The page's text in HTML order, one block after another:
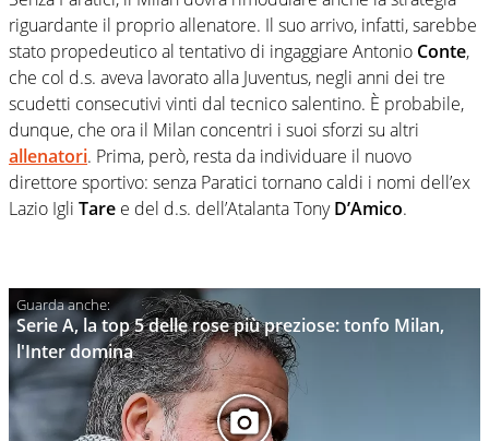
riguardante il proprio allenatore. Il suo arrivo, infatti, sarebbe
stato propedeutico al tentativo di ingaggiare Antonio Conte,
che col d.s. aveva lavorato alla Juventus, negli anni dei tre
scudetti consecutivi vinti dal tecnico salentino. È probabile,
dunque, che ora il Milan concentri i suoi sforzi su altri
allenatori. Prima, però, resta da individuare il nuovo
direttore sportivo: senza Paratici tornano caldi i nomi dell’ex
Lazio Igli Tare e del d.s. dell’Atalanta TonyD’Amico.
Serie A, la top 5 delle rose più preziose: tonfo Milan,
l'Inter domina